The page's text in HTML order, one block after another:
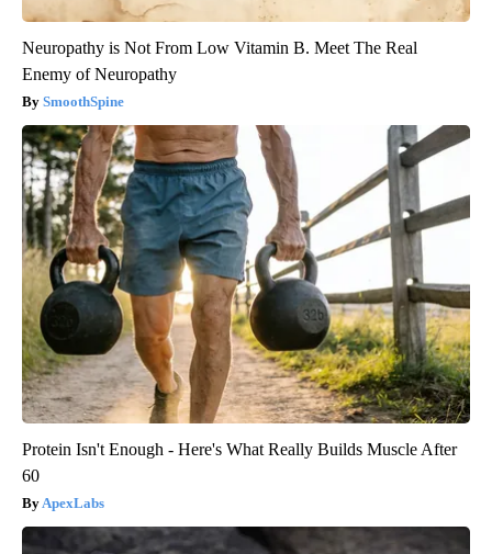
Neuropathy is Not From Low Vitamin B. Meet The Real
Enemy of Neuropathy
SmoothSpine
Protein Isn't Enough - Here's What Really Builds Muscle After
60
ApexLabs